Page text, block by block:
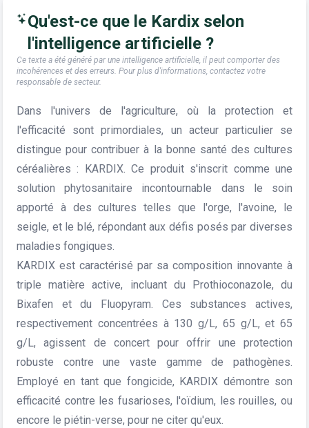
Qu'est-ce que le Kardix selon
l'intelligence artificielle ?
Ce texte a été généré par une intelligence artificielle, il peut comporter des
incohérences et des erreurs. Pour plus d'informations, contactez votre
responsable de secteur.
Dans l'univers de l'agriculture, où la protection et
l'efficacité sont primordiales, un acteur particulier se
distingue pour contribuer à la bonne santé des cultures
céréalières : KARDIX. Ce produit s'inscrit comme une
solution phytosanitaire incontournable dans le soin
apporté à des cultures telles que l'orge, l'avoine, le
seigle, et le blé, répondant aux défis posés par diverses
maladies fongiques.
KARDIX est caractérisé par sa composition innovante à
triple matière active, incluant du Prothioconazole, du
Bixafen et du Fluopyram. Ces substances actives,
respectivement concentrées à 130 g/L, 65 g/L, et 65
g/L, agissent de concert pour offrir une protection
robuste contre une vaste gamme de pathogènes.
Employé en tant que fongicide, KARDIX démontre son
efficacité contre les fusarioses, l'oïdium, les rouilles, ou
encore le piétin-verse, pour ne citer qu'eux.